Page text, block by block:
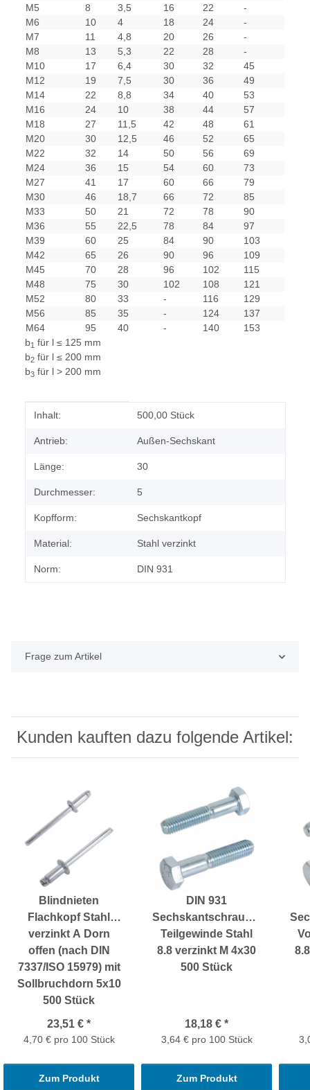
M5
8 3,5 16 22
-
M6
10 4 18 24
-
M7
11 4,8 20 26
-
M8
13 5,3 22 28
-
M10
17 6,4 30 32
45
M12
19 7,5 30 36
49
M14
22 8,8 34 40
53
M16
24 10 38 44
57
M18
27 11,5 42 48
61
M20
30 12,5 46 52
65
M22
32 14 50 56
69
M24
36 15 54 60
73
M27
41 17 60 66
79
M30
46 18,7 66 72
85
M33
50 21 72 78
90
M36
55 22,5 78 84
97
M39
60 25 84 90
103
M42
65 26 90 96
109
M45
70 28 96 102
115
M48
75 30 102 108
121
M52
80 33 - 116
129
M56
85 35 - 124
137
M64
95 40 - 140
153
b1 für l ≤ 125 mm
b2 für l ≤ 200 mm
b3 für l > 200 mm
Produkteigenschaft
Wert
Inhalt: 500,00 Stück
Antrieb: Außen-Sechskant
Länge: 30
Durchmesser: 5
Kopfform: Sechskantkopf
Material: Stahl verzinkt
Norm: DIN 931
Frage zum Artikel
Kunden kauften dazu folgende Artikel:
Blindnieten
Flachkopf Stahl
verzinkt A Dorn
offen (nach DIN
7337/ISO 15979) mit
Sollbruchdorn 5x10
500 Stück
23,51 € *
4,70 € pro 100 Stück
Zum Produkt
DIN 931
Sechskantschrauben
Teilgewinde Stahl
8.8 verzinkt M 4x30
500 Stück
18,18 € *
3,64 € pro 100 Stück
Zum Produkt